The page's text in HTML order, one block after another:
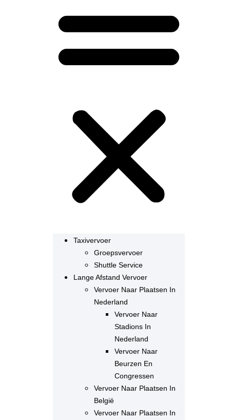
Taxivervoer
Groepsvervoer
Shuttle Service
Lange Afstand Vervoer
Vervoer Naar Plaatsen In
Nederland
Vervoer Naar
Stadions In
Nederland
Vervoer Naar
Beurzen En
Congressen
Vervoer Naar Plaatsen In
België
Vervoer Naar Plaatsen In